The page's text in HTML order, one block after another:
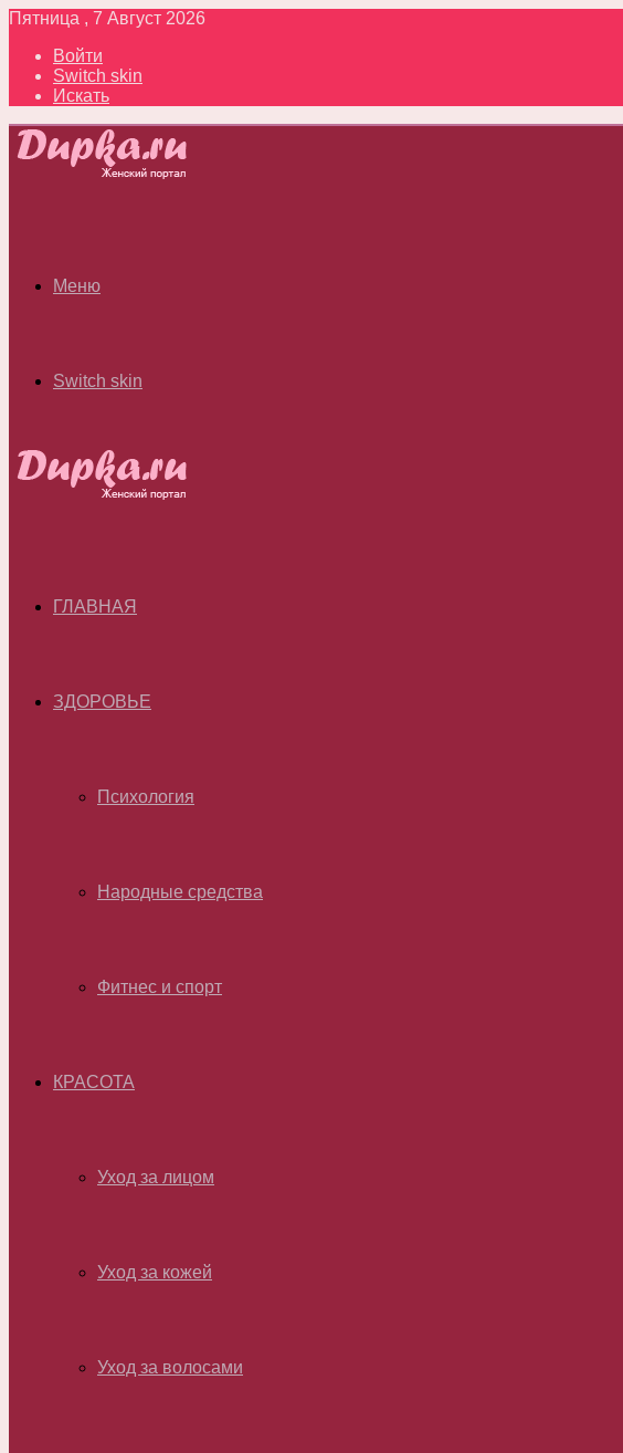
Пятница , 7 Август 2026
Войти
Switch skin
Искать
Меню
Switch skin
ГЛАВНАЯ
ЗДОРОВЬЕ
Психология
Народные средства
Фитнес и спорт
КРАСОТА
Уход за лицом
Уход за кожей
Уход за волосами